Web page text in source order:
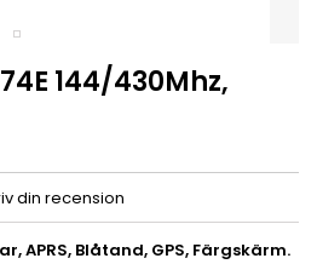
144/430Mhz,
din recension
APRS, Blåtand, GPS, Färgskärm.